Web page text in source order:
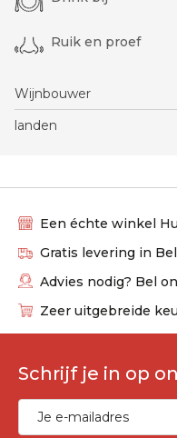
Ruik en proef
Wijnbouwer
landen
Een échte winkel
Gratis levering in
Advies nodig? Bel
Zeer uitgebreide
Schrijf je in op